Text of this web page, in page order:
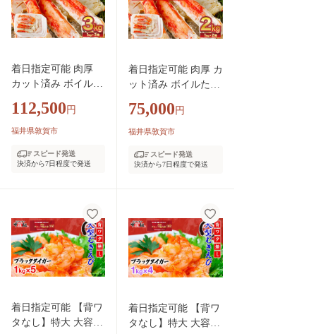
中元 お歳暮 ギフト
贈り物 プレゼント】
[024-b526_A20]
暮 ギフト 贈り物 プ
レゼント】[024-b426
_A20]
着日指定可能 肉厚
カット済み ボイルた
00g / 総重量1kg) ×3
箱【甲羅組 敦賀 か
ニ たらばがに たら
ュー むき身 カット
人気 ランキング お
中元 お歳暮 ギフト
贈り物 プレゼント】
[024-b326_A20]
112,500 円
福井県敦賀市
スピード発送
決済から7日程度で発送
着日指定可能 肉厚 カ
ット済み ボイルたら
g / 総重量1kg) ×2箱
【甲羅組 敦賀 かに
たらばがに たらば蟹
き身 カット 人気 ラ
ンキング お中元 お歳
暮 ギフト 贈り物 プ
レゼント】[024-b226
_A20]
75,000 円
福井県敦賀市
スピード発送
決済から7日程度で発送
着日指定可能 【背ワ
タなし】特大 大容量
着日指定可能 【背ワ
タなし】特大 大容量